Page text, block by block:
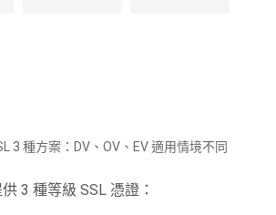
3 種方案：DV、OV、EV 適用情境不同
3 種等級 SSL 憑證：